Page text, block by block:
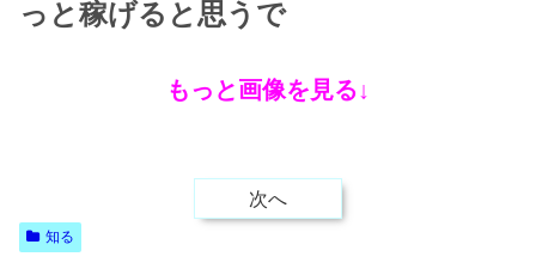
っと稼げると思うで
もっと画像を見る↓
次へ
知る